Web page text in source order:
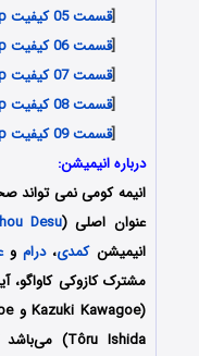
[قسمت 05 کیفیت 1080p
[قسمت 06 کیفیت 1080p
[قسمت 07 کیفیت 1080p
[قسمت 08 کیفیت 1080p
[قسمت 09 کیفیت 1080p
درباره انیمیشن:
انیمهکومی نمی تواند
عنوان اصلی (Desu
انیمیشنکمدی،درامو
مشترک کازوکی کاواگو،